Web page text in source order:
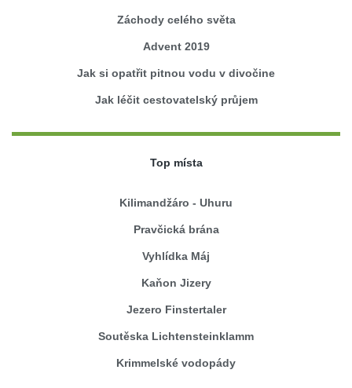
Záchody celého světa
Advent 2019
Jak si opatřit pitnou vodu v divočine
Jak léčit cestovatelský průjem
Top místa
Kilimandžáro - Uhuru
Pravčická brána
Vyhlídka Máj
Kaňon Jizery
Jezero Finstertaler
Soutěska Lichtensteinklamm
Krimmelské vodopády